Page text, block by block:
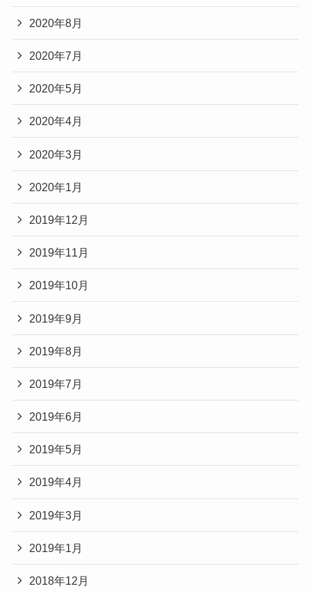
2020年8月
2020年7月
2020年5月
2020年4月
2020年3月
2020年1月
2019年12月
2019年11月
2019年10月
2019年9月
2019年8月
2019年7月
2019年6月
2019年5月
2019年4月
2019年3月
2019年1月
2018年12月